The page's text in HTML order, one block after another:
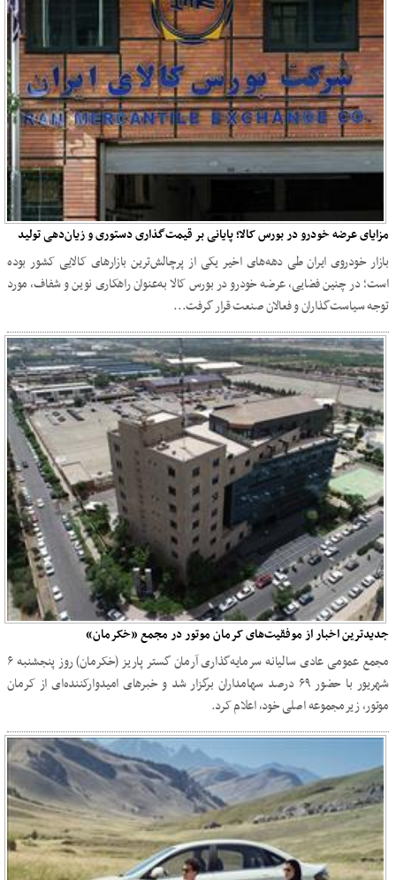
مزایای عرضه خودرو در بورس کالا؛ پایانی بر قیمت‌گذاری دستوری و زیان‌دهی تولید
بازار خودروی ایران طی دهه‌های اخیر یکی از پرچالش‌ترین بازارهای کالایی کشور بوده
است؛ در چنین فضایی، عرضه خودرو در بورس کالا به‌عنوان راهکاری نوین و شفاف، مورد
توجه سیاست‌گذاران و فعالان صنعت قرار گرفت...
جدیدترین اخبار از موفقیت‌های کرمان موتور در مجمع «خکرمان»
مجمع عمومی عادی سالیانه سرمایه‌گذاری آرمان گستر پاریز (خکرمان) روز پنجشنبه ۶
شهریور با حضور ۶۹ درصد سهامداران برگزار شد و خبرهای امیدوارکننده‌ای از کرمان
موتور، زیرمجموعه اصلی خود، اعلام کرد.